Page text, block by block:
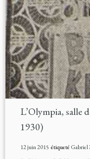
L’Olympia, salle
1930)
12 juin 2015 étiqueté Gabriel